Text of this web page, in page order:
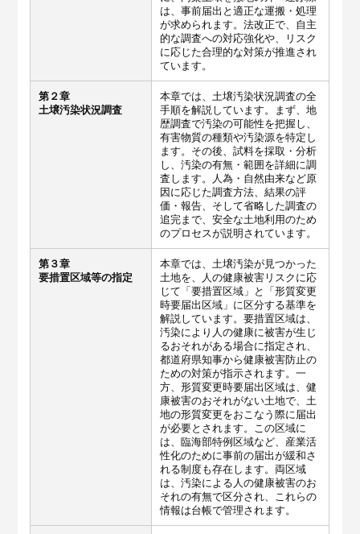
は、事前届出と適正な運搬・処理
が求められます。法改正で、自主
的な調査への対応強化や、リスク
に応じた合理的な対策が推進され
ています。
第２章
土壌汚染状況調査
本章では、土壌汚染状況調査の全
手順を解説しています。まず、地
歴調査で汚染の可能性を把握し、
有害物質の種類や汚染源を特定し
ます。その後、試料を採取・分析
し、汚染の有無・範囲を詳細に調
査します。人為・自然由来など原
因に応じた調査方法、結果の評
価・報告、そして省略した調査の
追完まで、安全な土地利用のため
のプロセスが説明されています。
第３章
要措置区域等の指定
本章では、土壌汚染が見つかった
土地を、人の健康被害リスクに応
じて「要措置区域」と「形質変更
時要届出区域」に区分する基準を
解説しています。要措置区域は、
汚染により人の健康に被害が生じ
るおそれがある場合に指定され、
都道府県知事から健康被害防止の
ための対策が指示されます。一
方、形質変更時要届出区域は、健
康被害のおそれがない土地で、土
地の形質変更をおこなう際に届出
が必要とされます。この区域に
は、臨海部特例区域など、産業活
性化のために事前の届出が緩和さ
れる制度も存在します。両区域
は、汚染による人の健康被害のお
それの有無で区分され、これらの
情報は台帳で管理されます。